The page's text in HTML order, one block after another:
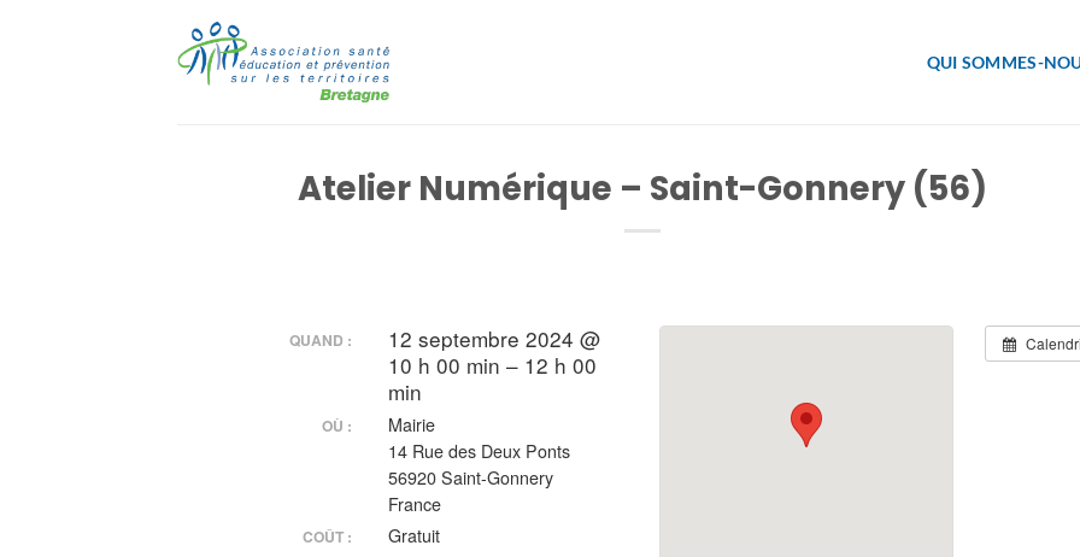
QUI SOMMES-
Atelier Numérique – Saint-Gonnery (56)
QUAND :
12 septembre 2024 @
10 h 00 min – 12 h 00
min
OÙ :
Mairie
14 Rue des Deux Ponts
56920 Saint-Gonnery
France
COÛT : Gratuit